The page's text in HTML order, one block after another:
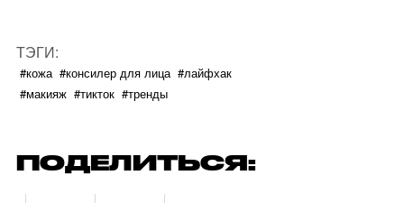
ТЭГИ:
#кожа #консилер для лица #лайфхак
#макияж #тикток #тренды
ПОДЕЛИТЬСЯ: